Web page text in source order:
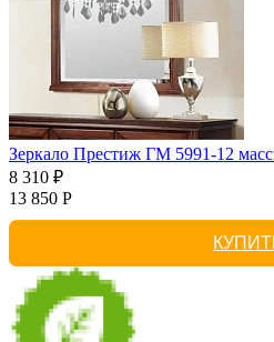
Зеркало Престиж ГМ 5991-12
8 310 ₽
13 850 Р